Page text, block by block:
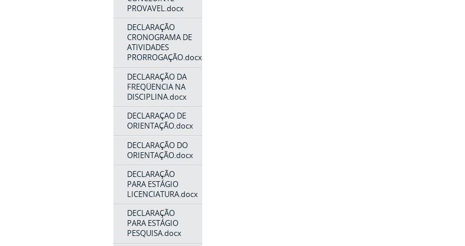
PROVAVEL.docx
DECLARAÇÃO
CRONOGRAMA DE
ATIVIDADES
PRORROGAÇÃO.docx
DECLARAÇÃO DA
FREQÜENCIA NA
DISCIPLINA.docx
DECLARAÇAO DE
ORIENTAÇÃO.docx
DECLARAÇÃO DO
ORIENTAÇÃO.docx
DECLARAÇÃO
PARA ESTÁGIO
LICENCIATURA.docx
DECLARAÇÃO
PARA ESTÁGIO
PESQUISA.docx